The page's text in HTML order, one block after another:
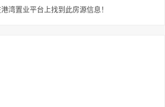
湾置业平台上找到此房源信息！